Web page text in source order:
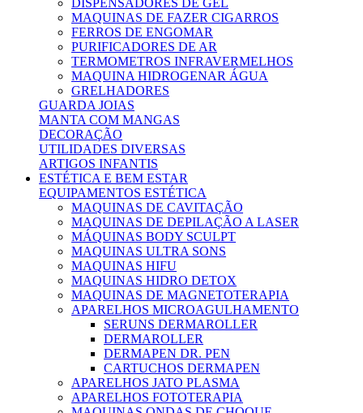
DISPENSADORES DE GEL
MAQUINAS DE FAZER CIGARROS
FERROS DE ENGOMAR
PURIFICADORES DE AR
TERMOMETROS INFRAVERMELHOS
MAQUINA HIDROGENAR ÁGUA
GRELHADORES
GUARDA JOIAS
MANTA COM MANGAS
DECORAÇÃO
UTILIDADES DIVERSAS
ARTIGOS INFANTIS
ESTÉTICA E BEM ESTAR
EQUIPAMENTOS ESTÉTICA
MAQUINAS DE CAVITAÇÃO
MAQUINAS DE DEPILAÇÃO A LASER
MÁQUINAS BODY SCULPT
MAQUINAS ULTRA SONS
MAQUINAS HIFU
MAQUINAS HIDRO DETOX
MAQUINAS DE MAGNETOTERAPIA
APARELHOS MICROAGULHAMENTO
SERUNS DERMAROLLER
DERMAROLLER
DERMAPEN DR. PEN
CARTUCHOS DERMAPEN
APARELHOS JATO PLASMA
APARELHOS FOTOTERAPIA